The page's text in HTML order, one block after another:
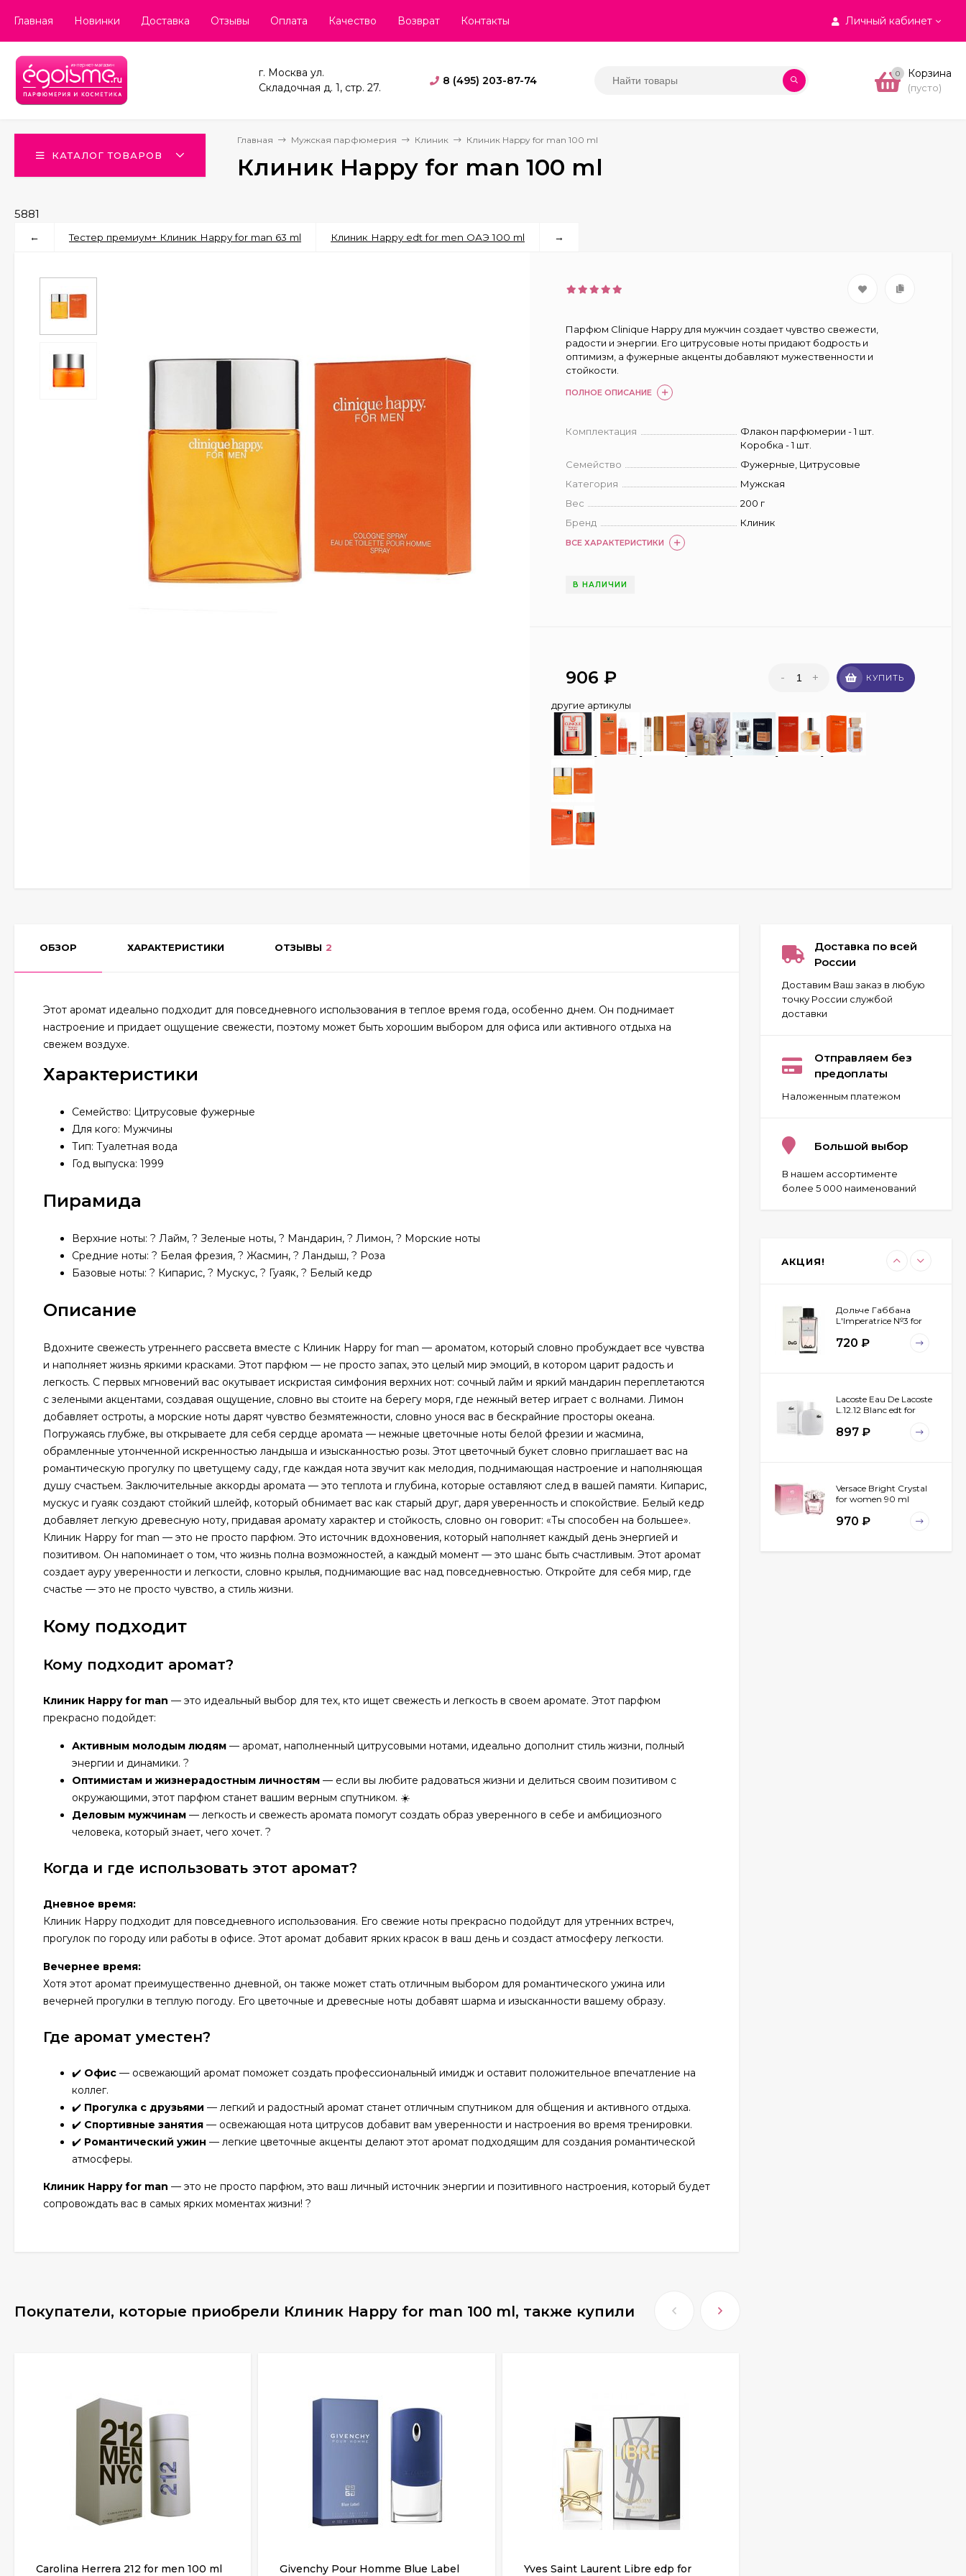
Личный кабинет
Главная Новинки Доставка Отзывы Оплата Качество Возврат Контакты
г. Москва ул.
Складочная д. 1, стр. 27.
8 (495) 203-87-74
0 Корзина
(пусто)
КАТАЛОГ ТОВАРОВ
Главная Мужская парфюмерия Клиник Клиник Happy for man 100 ml
Клиник Happy for man 100 ml
5881
← Тестер премиум+ Клиник Happy for man 63 ml Клиник Happy edt for men ОАЭ 100 ml →
Парфюм Clinique Happy для мужчин создает чувство свежести,
радости и энергии. Его цитрусовые ноты придают бодрость и
оптимизм, а фужерные акценты добавляют мужественности и
стойкости.
ПОЛНОЕ ОПИСАНИЕ
Комплектация
Флакон парфюмерии - 1 шт.
Коробка - 1 шт.
Семейство
Фужерные, Цитрусовые
Категория
Мужская
Вес
200 г
Бренд
Клиник
ВСЕ ХАРАКТЕРИСТИКИ
В НАЛИЧИИ
906₽ - + КУПИТЬ
другие артикулы
ОБЗОР ХАРАКТЕРИСТИКИ ОТЗЫВЫ 2
Этот аромат идеально подходит для повседневного использования в теплое время года, особенно днем. Он поднимает
настроение и придает ощущение свежести, поэтому может быть хорошим выбором для офиса или активного отдыха на
свежем воздухе.
Характеристики
Семейство: Цитрусовые фужерные
Для кого: Мужчины
Тип: Туалетная вода
Год выпуска: 1999
Пирамида
Верхние ноты: ? Лайм, ? Зеленые ноты, ? Мандарин, ? Лимон, ? Морские ноты
Средние ноты: ? Белая фрезия, ? Жасмин, ? Ландыш, ? Роза
Базовые ноты: ? Кипарис, ? Мускус, ? Гуаяк, ? Белый кедр
Описание
Вдохните свежесть утреннего рассвета вместе с Клиник Happy for man — ароматом, который словно пробуждает все чувства
и наполняет жизнь яркими красками. Этот парфюм — не просто запах, это целый мир эмоций, в котором царит радость и
легкость. С первых мгновений вас окутывает искристая симфония верхних нот: сочный лайм и яркий мандарин переплетаются
с зелеными акцентами, создавая ощущение, словно вы стоите на берегу моря, где нежный ветер играет с волнами. Лимон
добавляет остроты, а морские ноты дарят чувство безмятежности, словно унося вас в бескрайние просторы океана.
Погружаясь глубже, вы открываете для себя сердце аромата — нежные цветочные ноты белой фрезии и жасмина,
обрамленные утонченной искренностью ландыша и изысканностью розы. Этот цветочный букет словно приглашает вас на
романтическую прогулку по цветущему саду, где каждая нота звучит как мелодия, поднимающая настроение и наполняющая
душу счастьем. Заключительные аккорды аромата — это теплота и глубина, которые оставляют след в вашей памяти. Кипарис,
мускус и гуаяк создают стойкий шлейф, который обнимает вас как старый друг, даря уверенность и спокойствие. Белый кедр
добавляет легкую древесную ноту, придавая аромату характер и стойкость, словно он говорит: «Ты способен на большее».
Клиник Happy for man — это не просто парфюм. Это источник вдохновения, который наполняет каждый день энергией и
позитивом. Он напоминает о том, что жизнь полна возможностей, а каждый момент — это шанс быть счастливым. Этот аромат
создает ауру уверенности и легкости, словно крылья, поднимающие вас над повседневностью. Откройте для себя мир, где
счастье — это не просто чувство, а стиль жизни.
Кому подходит
Кому подходит аромат?
Клиник Happy for man — это идеальный выбор для тех, кто ищет свежесть и легкость в своем аромате. Этот парфюм
прекрасно подойдет:
Активным молодым людям — аромат, наполненный цитрусовыми нотами, идеально дополнит стиль жизни, полный
энергии и динамики. ?
Оптимистам и жизнерадостным личностям — если вы любите радоваться жизни и делиться своим позитивом с
окружающими, этот парфюм станет вашим верным спутником. ☀️
Деловым мужчинам — легкость и свежесть аромата помогут создать образ уверенного в себе и амбициозного
человека, который знает, чего хочет. ?
Когда и где использовать этот аромат?
Дневное время:
Клиник Happy подходит для повседневного использования. Его свежие ноты прекрасно подойдут для утренних встреч,
прогулок по городу или работы в офисе. Этот аромат добавит ярких красок в ваш день и создаст атмосферу легкости.
Вечернее время:
Хотя этот аромат преимущественно дневной, он также может стать отличным выбором для романтического ужина или
вечерней прогулки в теплую погоду. Его цветочные и древесные ноты добавят шарма и изысканности вашему образу.
Где аромат уместен?
✔️ Офис — освежающий аромат поможет создать профессиональный имидж и оставит положительное впечатление на
коллег.
✔️ Прогулка с друзьями — легкий и радостный аромат станет отличным спутником для общения и активного отдыха.
✔️ Спортивные занятия — освежающая нота цитрусов добавит вам уверенности и настроения во время тренировки.
✔️ Романтический ужин — легкие цветочные акценты делают этот аромат подходящим для создания романтической
атмосферы.
Клиник Happy for man — это не просто парфюм, это ваш личный источник энергии и позитивного настроения, который будет
сопровождать вас в самых ярких моментах жизни! ?
Покупатели, которые приобрели Клиник Happy for man 100 ml, также купили
Carolina Herrera 212 for men 100 ml Givenchy Pour Homme Blue Label Yves Saint Laurent Libre edp for
Доставка по всей
России
Доставим Ваш заказ в любую
точку России службой
доставки
Отправляем без
предоплаты
Наложенным платежом
Большой выбор
В нашем ассортименте
более 5 000 наименований
АКЦИЯ!
VIP for women 80 ml
ОАЭ
2 032₽
Blue Label 100 ml
Дольче Габбана
L'Imperatrice №3 for
720 ₽
Lacoste Eau De Lacoste
L.12.12 Blanc edt for
897 ₽
Versace Bright Crystal
for women 90 ml
970 ₽